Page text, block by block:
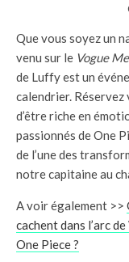
Que vous soyez un
venu sur le Vogue
de Luffy est un
calendrier.
d’être riche en
passionnés de One
de l’une des
notre capitaine au
A voir également >>
cachent dans l’arc
One Piece ?